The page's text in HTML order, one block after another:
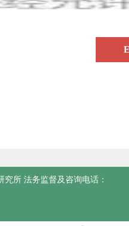
所 法务监督及咨询电话：